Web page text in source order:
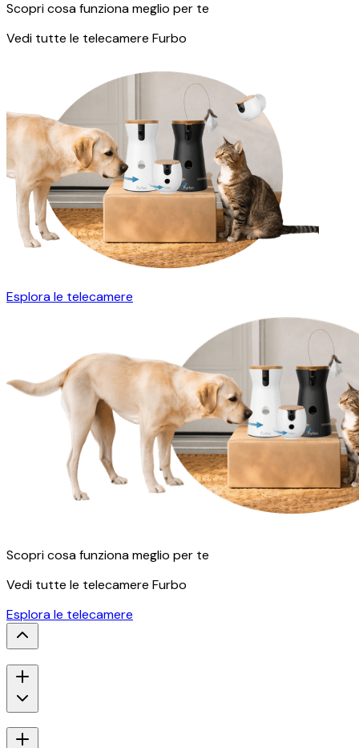
Scopri cosa funziona meglio per te
Vedi tutte le telecamere Furbo
Esplora le telecamere
Scopri cosa funziona meglio per te
Vedi tutte le telecamere Furbo
Esplora le telecamere